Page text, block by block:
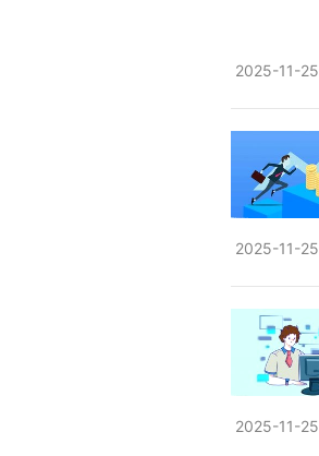
2025-11-25
2025-11-25
2025-11-25